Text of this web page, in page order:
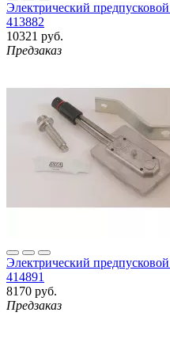
Электрический
413882
10321 руб.
Предзаказ
Электрический
414891
8170 руб.
Предзаказ